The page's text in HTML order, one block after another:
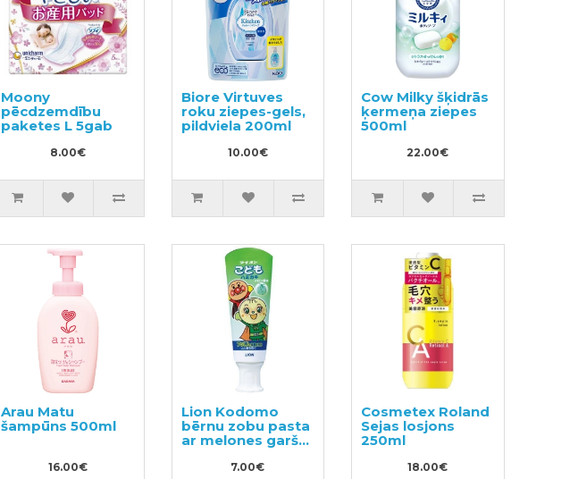
Moony
pēcdzemdību
paketes L 5gab
8.00€
Biore Virtuves
roku ziepes-gels,
pildviela 200ml
10.00€
Cow Milky šķidrās
ķermeņa ziepes
500ml
22.00€
Arau Matu
šampūns 500ml
16.00€
Lion Kodomo
bērnu zobu pasta
ar melones garšu
7.00€
Cosmetex Roland
Sejas losjons
250ml
18.00€